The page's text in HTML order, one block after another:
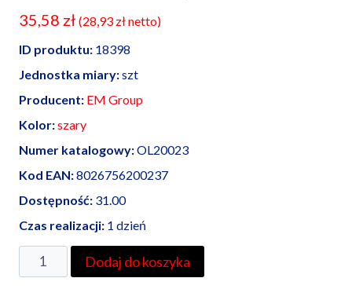
35,58 zł (28,93 złnetto)
ID produktu: 18398
Jednostka miary:szt
Producent: EM Group
Kolor:szary
Numer katalogowy:OL20023
Kod EAN:8026756200237
Dostępność: 31.00
Czas realizacji: 1 dzień
ilość
EM
Dodaj do koszyka